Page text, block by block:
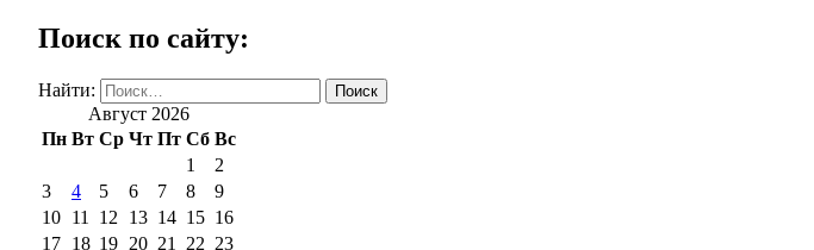
Поиск по сайту:
Найти:
Август 2026
Пн Вт Ср Чт Пт Сб Вс
1
2
3
4 5 6 7 8
9
10 11 12 13 14 15 16
17 18 19 20 21 22 23